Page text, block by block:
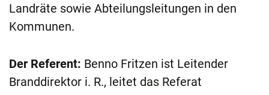
Landräte sowie Abteilungsleitungen in den
Kommunen.
Der Referent: Benno Fritzen ist Leitender
Branddirektor i. R., leitet das Referat